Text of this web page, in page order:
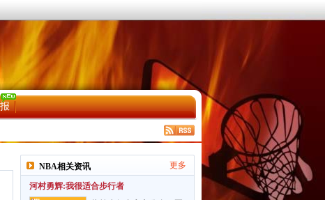
NBA相关资讯 更多
河村勇辉:我很适合步行者